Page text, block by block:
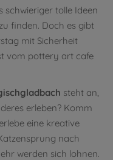
schwieriger tolle Ideen
finden. Doch es gibt
mit Sicherheit
vom pottery art cafe
steht an,
erleben? Komm
eine kreative
nach
werden sich lohnen.